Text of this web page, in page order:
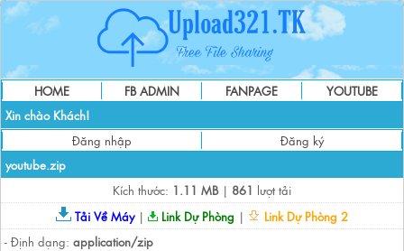
HOME FB ADMIN FANPAGE
YOUTUBE
Xin chào Khách!
Đăng nhập
Đăng ký
youtube.zip
Kích thước: 1.11 MB| 861 lượt tải
Tải Về Máy| Link Dự Phòng |
Link Dự Phòng 2
- Định dạng: application/zip